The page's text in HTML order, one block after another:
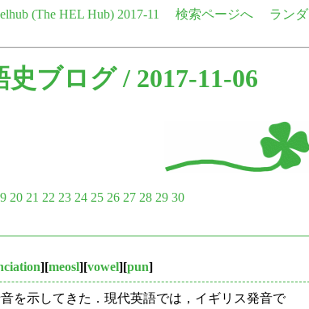
(The HEL Hub) 2017-11 検索ページへ
ランダ
史ブログ/ 2017-11-06
20 21 22 23 24 25 26 27 28 29 30
][meosl][vowel][pun]
を示してきた．現代英語では，イギリス発音で